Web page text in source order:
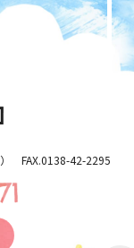
） FAX.0138-42-2295